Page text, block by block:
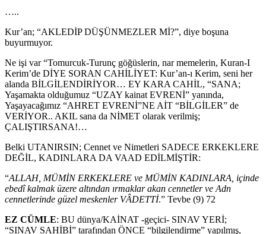
…..
Kur’an; “AKLEDİP DÜŞÜNMEZLER Mİ?”, diye boşuna
buyurmuyor.
Ne işi var “Tomurcuk-Turunç göğüslerin, nar memelerin, Kuran-I
Kerim’de DİYE SORAN CAHİLİYET: Kur’an-ı Kerim, seni her
alanda BİLGİLENDİRİYOR… EY KARA CAHİL, “SANA;
Yaşamakta olduğumuz “UZAY kainat EVRENİ” yanında,
Yaşayacağımız “AHRET EVRENİ”NE AİT “BİLGİLER” de
VERİYOR.. AKIL sana da NİMET olarak verilmiş;
ÇALIŞTIRSANA!…
Belki UTANIRSIN; Cennet ve Nimetleri SADECE ERKEKLERE
DEĞİL, KADINLARA DA VAAD EDİLMİŞTİR:
“ALLAH, MÜMİN ERKEKLERE ve MÜMİN KADINLARA, içinde
ebedî kalmak üzere altından ırmaklar akan cennetler ve Adn
cennetlerinde güzel meskenler VÂDETTİ.” Tevbe (9) 72
EZ CÜMLE: BU dünya/KAİNAT -geçici- SINAV YERİ;
“SINAV SAHİBİ” tarafından ÖNCE “bilgilendirme” yapılmış,